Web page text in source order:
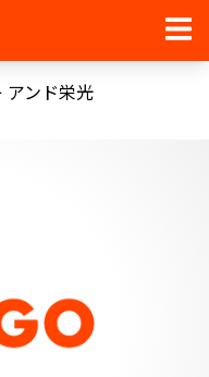
アンド栄光